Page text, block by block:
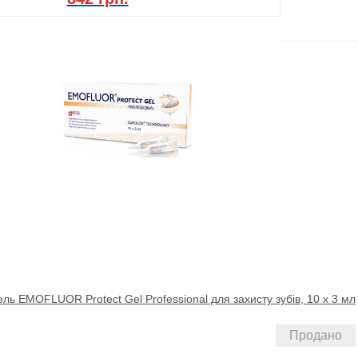
EMOFLUOR Protect Gel Professional для захисту зубів, 10 х 3 мл
Продано